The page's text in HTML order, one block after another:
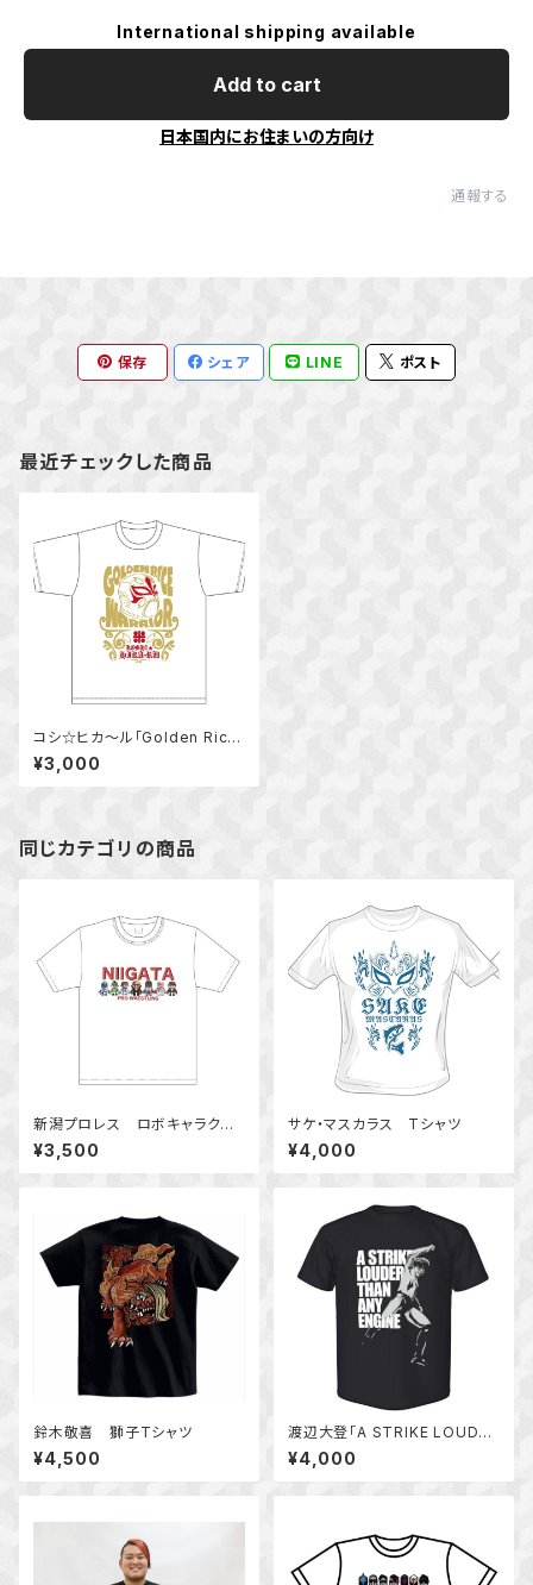
International shipping available
Add to cart
日本国内にお住まいの方向け
通報する
保存 シェア LINE ポスト
最近チェックした商品
コシ☆ヒカ～ル「Golden Rice
Warrior」Tシャツ
¥3,000
同じカテゴリの商品
新潟プロレス ロボキャラクタ
ーTシャツ
¥3,500
サケ・マスカラス Tシャツ
¥4,000
鈴木敬喜 獅子Tシャツ
¥4,500
渡辺大登「A STRIKE LOUDER
THAN ANY ENGINE」Tシャツ
¥4,000